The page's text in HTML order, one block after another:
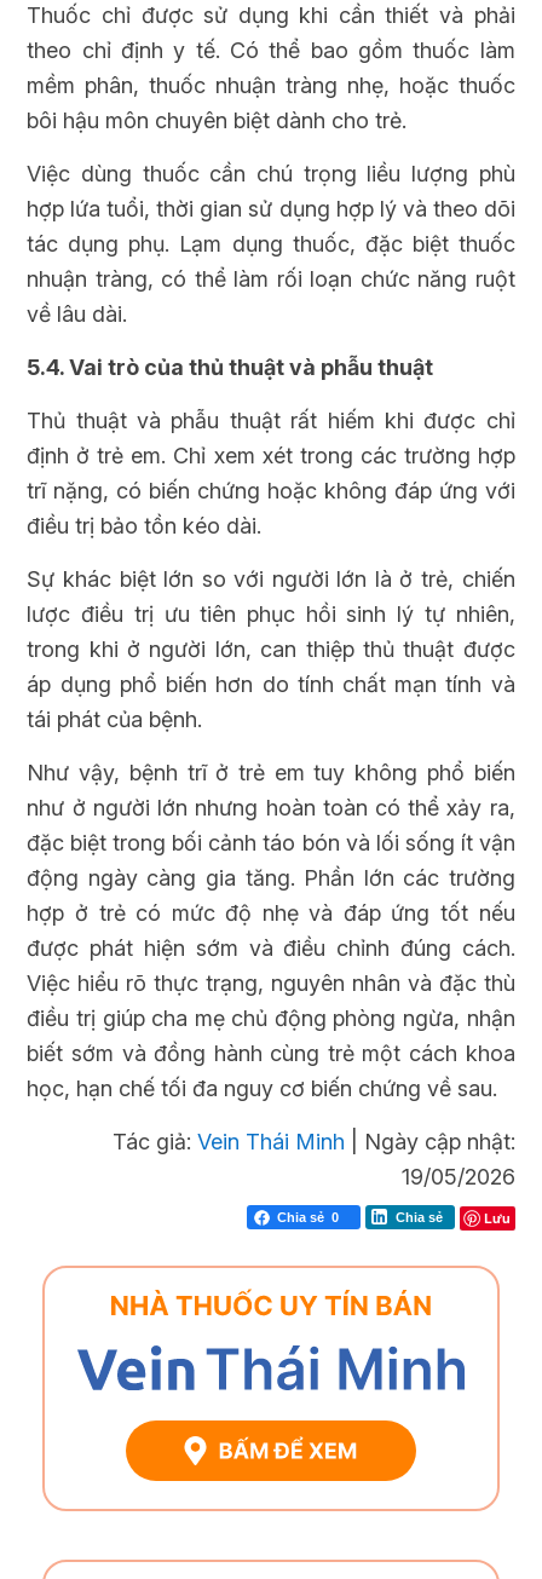
Thuốc chỉ được sử dụng khi cần thiết và phải
theo chỉ định y tế. Có thể bao gồm thuốc làm
mềm phân, thuốc nhuận tràng nhẹ, hoặc thuốc
bôi hậu môn chuyên biệt dành cho trẻ.
Việc dùng thuốc cần chú trọng liều lượng phù
hợp lứa tuổi, thời gian sử dụng hợp lý và theo dõi
tác dụng phụ. Lạm dụng thuốc, đặc biệt thuốc
nhuận tràng, có thể làm rối loạn chức năng ruột
về lâu dài.
5.4. Vai trò của thủ thuật và phẫu thuật
Thủ thuật và phẫu thuật rất hiếm khi được chỉ
định ở trẻ em. Chỉ xem xét trong các trường hợp
trĩ nặng, có biến chứng hoặc không đáp ứng với
điều trị bảo tồn kéo dài.
Sự khác biệt lớn so với người lớn là ở trẻ, chiến
lược điều trị ưu tiên phục hồi sinh lý tự nhiên,
trong khi ở người lớn, can thiệp thủ thuật được
áp dụng phổ biến hơn do tính chất mạn tính và
tái phát của bệnh.
Như vậy, bệnh trĩ ở trẻ em tuy không phổ biến
như ở người lớn nhưng hoàn toàn có thể xảy ra,
đặc biệt trong bối cảnh táo bón và lối sống ít vận
động ngày càng gia tăng. Phần lớn các trường
hợp ở trẻ có mức độ nhẹ và đáp ứng tốt nếu
được phát hiện sớm và điều chỉnh đúng cách.
Việc hiểu rõ thực trạng, nguyên nhân và đặc thù
điều trị giúp cha mẹ chủ động phòng ngừa, nhận
biết sớm và đồng hành cùng trẻ một cách khoa
học, hạn chế tối đa nguy cơ biến chứng về sau.
Tác giả: Vein Thái Minh
Ngày cập nhật:
19/05/2026
Chia sẻ 0 Chia sẻ Lưu